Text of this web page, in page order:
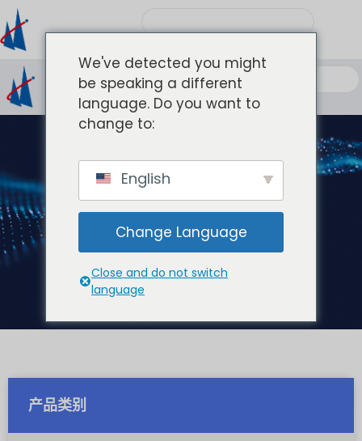
产品中心
产品类别
We've detected you might
be speaking a different
language. Do you want to
change to:
English
Change Language
Close and do not switch
language